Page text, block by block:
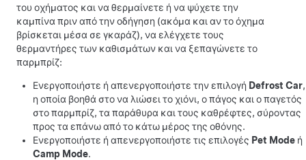
του οχήματος και να θερμαίνετε ή να ψύχετε την
καμπίνα πριν από την οδήγηση (ακόμα και αν το όχημα
βρίσκεται μέσα σε γκαράζ), να ελέγχετε τους
θερμαντήρες των καθισμάτων και να ξεπαγώνετε το
παρμπρίζ:
Ενεργοποιήστε ή απενεργοποιήστε την επιλογή Defrost Car,
η οποία βοηθά στο να λιώσει το χιόνι, ο πάγος και ο παγετός
στο παρμπρίζ, τα παράθυρα και τους καθρέφτες, σύροντας
προς τα επάνω από το κάτω μέρος της οθόνης.
Ενεργοποιήστε ή απενεργοποιήστε τις επιλογές Pet Mode ή
Camp Mode.